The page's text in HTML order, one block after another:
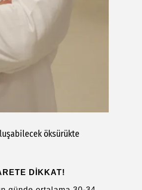
öksürükte
DİKKAT!